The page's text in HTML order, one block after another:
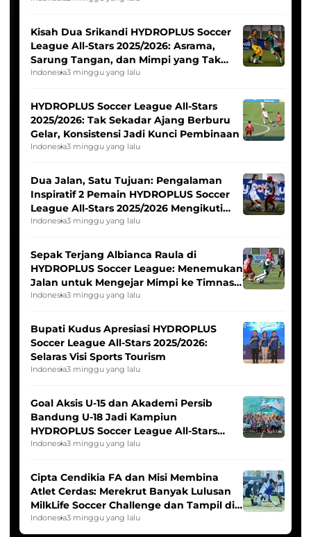
Kisah Dua Srikandi HYDROPLUS Soccer
League All-Stars 2025/2026: Asrama,
Sarung Tangan, dan Mimpi yang Tak
Pernah Padam
Indonesia3 minggu yang lalu
HYDROPLUS Soccer League All-Stars
2025/2026: Tak Sekadar Ajang Berburu
Gelar, Konsistensi Jadi Kunci Pembinaan
Indonesia3 minggu yang lalu
Dua Jalan, Satu Tujuan: Pengalaman
Inspiratif 2 Pemain HYDROPLUS Soccer
League All-Stars 2025/2026 Mengikuti
Seleksi Timnas Indonesia Putri
Indonesia3 minggu yang lalu
Sepak Terjang Albianca Raula di
HYDROPLUS Soccer League: Menemukan
Jalan untuk Mengejar Mimpi ke Timnas
Indonesia Putri
Indonesia3 minggu yang lalu
Bupati Kudus Apresiasi HYDROPLUS
Soccer League All-Stars 2025/2026:
Selaras Visi Sports Tourism
Indonesia3 minggu yang lalu
Goal Aksis U-15 dan Akademi Persib
Bandung U-18 Jadi Kampiun
HYDROPLUS Soccer League All-Stars
2025/2026
Indonesia3 minggu yang lalu
Cipta Cendikia FA dan Misi Membina
Atlet Cerdas: Merekrut Banyak Lulusan
MilkLife Soccer Challenge dan Tampil di
HYDROPLUS Soccer League
Indonesia3 minggu yang lalu